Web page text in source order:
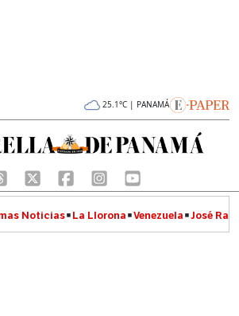
25.1°C | PANAMÁ
Noticias La Llorona Venezuela José